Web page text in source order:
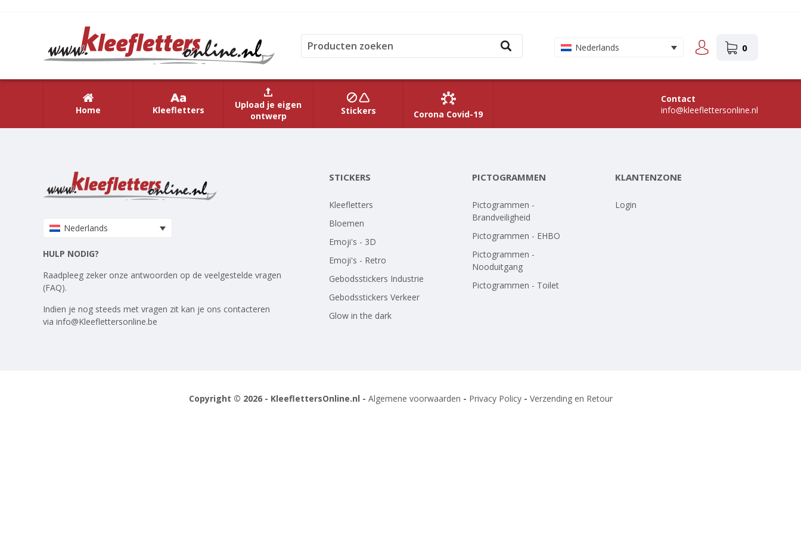
Nederlands 0
Home Kleefletters
Upload je eigen
ontwerp
Stickers Corona Covid-19
Contact
info@kleeflettersonline.nl
Nederlands
HULP NODIG?
Raadpleeg zeker onze antwoorden op de veelgestelde vragen
(FAQ).
Indien je nog steeds met vragen zit kan je ons contacteren
via info@Kleeflettersonline.be
STICKERS
Kleefletters
Bloemen
Emoji's - 3D
Emoji's - Retro
Gebodsstickers Industrie
Gebodsstickers Verkeer
Glow in the dark
PICTOGRAMMEN
Pictogrammen -
Brandveiligheid
Pictogrammen - EHBO
Pictogrammen -
Nooduitgang
Pictogrammen - Toilet
KLANTENZONE
Login
Copyright © 2026 - KleeflettersOnline.nl - Algemene voorwaarden - Privacy Policy- Verzending en Retour